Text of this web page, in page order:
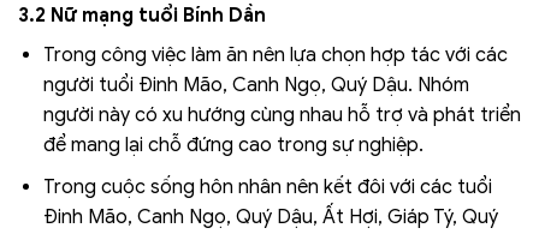
3.2 Nữ mạng tuổi Bính Dần
Trong công việc làm ăn nên lựa chọn hợp tác với các
người tuổi Đinh Mão, Canh Ngọ, Quý Dậu. Nhóm
người này có xu hướng cùng nhau hỗ trợ và phát triển
để mang lại chỗ đứng cao trong sự nghiệp.
Trong cuộc sống hôn nhân nên kết đôi với các tuổi
Đinh Mão, Canh Ngọ, Quý Dậu, Ất Hợi, Giáp Tý, Quý